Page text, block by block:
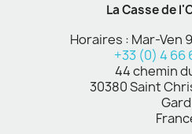
La Casse de
Horaires : Mar-Ven
+33 (0) 4 66
44 chemin
30380 Saint
Gard